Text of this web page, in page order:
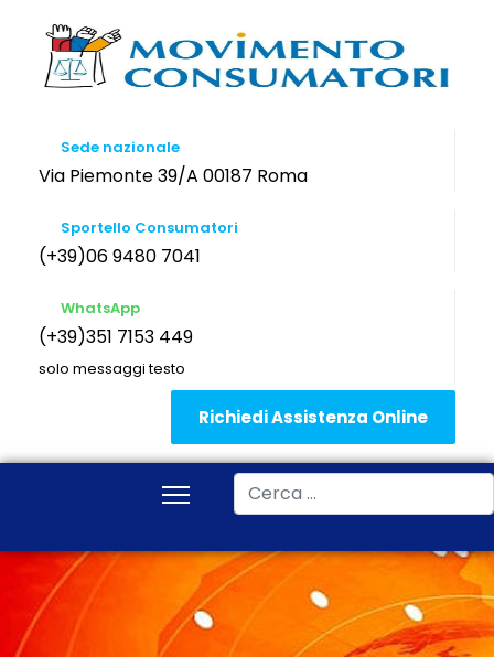
Sede nazionale
Via Piemonte 39/A 00187 Roma
Sportello Consumatori
(+39)06 9480 7041
WhatsApp
(+39)351 7153 449
solo messaggi testo
Richiedi Assistenza Online
Cerca